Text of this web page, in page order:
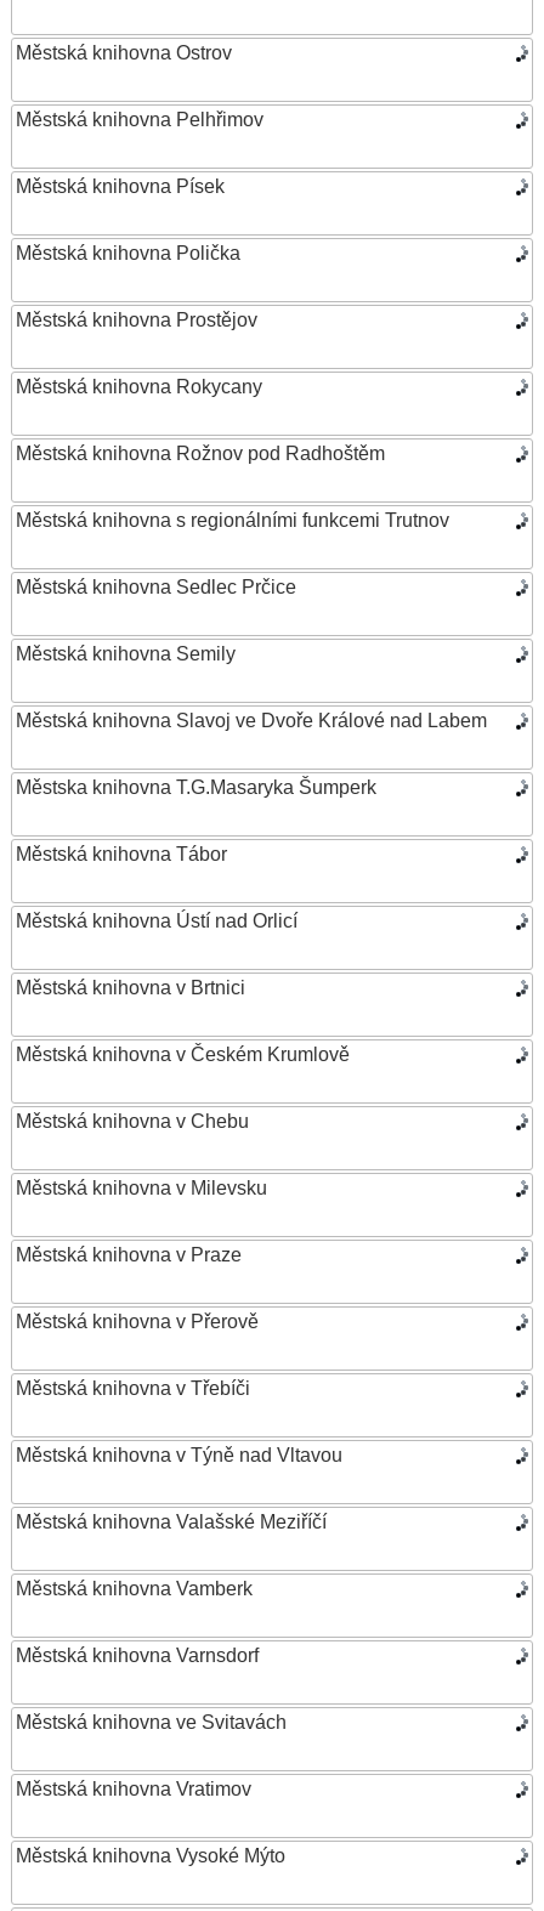
Městská knihovna Ostrov
Městská knihovna Pelhřimov
Městská knihovna Písek
Městská knihovna Polička
Městská knihovna Prostějov
Městská knihovna Rokycany
Městská knihovna Rožnov pod Radhoštěm
Městská knihovna s regionálními funkcemi Trutnov
Městská knihovna Sedlec Prčice
Městská knihovna Semily
Městská knihovna Slavoj ve Dvoře Králové nad Labem
Městska knihovna T.G.Masaryka Šumperk
Městská knihovna Tábor
Městská knihovna Ústí nad Orlicí
Městská knihovna v Brtnici
Městská knihovna v Českém Krumlově
Městská knihovna v Chebu
Městská knihovna v Milevsku
Městská knihovna v Praze
Městská knihovna v Přerově
Městská knihovna v Třebíči
Městská knihovna v Týně nad Vltavou
Městská knihovna Valašské Meziříčí
Městská knihovna Vamberk
Městská knihovna Varnsdorf
Městská knihovna ve Svitavách
Městská knihovna Vratimov
Městská knihovna Vysoké Mýto